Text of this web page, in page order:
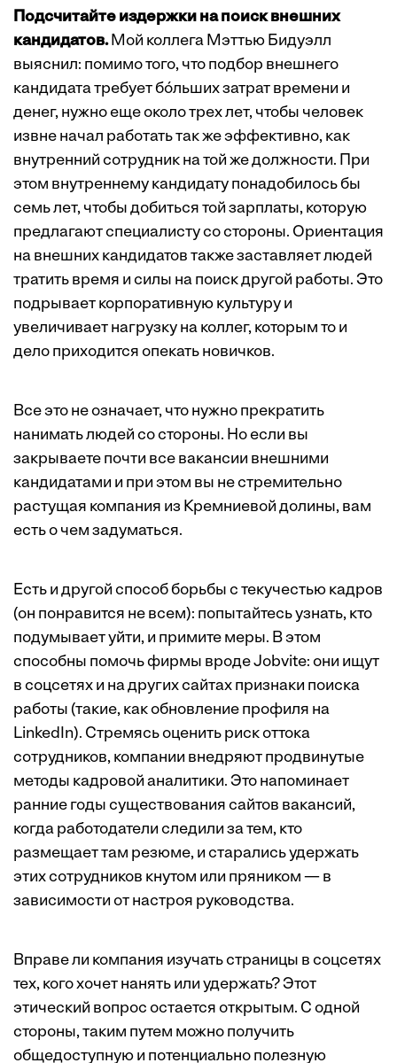
Подсчитайте издержки на поиск внешних
кандидатов.Мой коллега Мэттью Бидуэлл
выяснил: помимо того, что подбор внешнего
кандидата требует бóльших затрат времени и
денег, нужно еще около трех лет, чтобы человек
извне начал работать так же эффективно, как
внутренний сотрудник на той же должности. При
этом внутреннему кандидату понадобилось бы
семь лет, чтобы добиться той зарплаты, которую
предлагают специалисту со стороны. Ориентация
на внешних кандидатов также заставляет людей
тратить время и силы на поиск другой работы. Это
подрывает корпоративную культуру и
увеличивает нагрузку на коллег, которым то и
дело приходится опекать новичков.
Все это не означает, что нужно прекратить
нанимать людей со стороны. Но если вы
закрываете почти все вакансии внешними
кандидатами и при этом вы не стремительно
растущая компания из Кремниевой долины, вам
есть о чем задуматься.
Есть и другой способ борьбы с текучестью кадров
(он понравится не всем): попытайтесь узнать, кто
подумывает уйти, и примите меры. В этом
способны помочь фирмы вроде Jobvite: они ищут
в соцсетях и на других сайтах признаки поиска
работы (такие, как обновление профиля на
LinkedIn). Стремясь оценить риск оттока
сотрудников, компании внедряют продвинутые
методы кадровой аналитики. Это напоминает
ранние годы существования сайтов вакансий,
когда работодатели следили за тем, кто
размещает там резюме, и старались удержать
этих сотрудников кнутом или пряником — в
зависимости от настроя руководства.
Вправе ли компания изучать страницы в соцсетях
тех, кого хочет нанять или удержать? Этот
этический вопрос остается открытым. С одной
стороны, таким путем можно получить
общедоступную и потенциально полезную